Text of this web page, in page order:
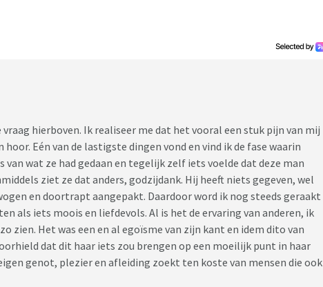
ook, want er is niks veranderd in zijn situatie, hij weet het nog
bezwijken voor z’n aanbod of charme, ik hou verschrikkelijk veel
niet, meer.
als je ware liefde, je onvoorwaardelijke liefde en je
in je beste maatje maar je elkaar 20 jaar te laat tegen komt.
weinig zin,verder. hij weet me precies ieder x weer te vinden op
dat stalken, van hem, langs m’n huis/werk langs de school van
al gewijzigd etc maar hij komt er toch weer achter. Ben bang dat
het niet goed is ik wil geen ongezonde relatie niet op deze
hierboven. Ik realiseer me dat het vooral een stuk pijn van mij
Eén van de lastigste dingen vond en vind ik de fase waarin
van wat ze had gedaan en tegelijk zelf iets voelde dat deze man
ziet ze dat anders, godzijdank. Hij heeft niets gegeven, wel
en doortrapt aangepakt. Daardoor word ik nog steeds geraakt
als iets moois en liefdevols. Al is het de ervaring van anderen, ik
zien. Het was een en al egoïsme van zijn kant en idem dito van
dat dit haar iets zou brengen op een moeilijk punt in haar
genot, plezier en afleiding zoekt ten koste van mensen die ook